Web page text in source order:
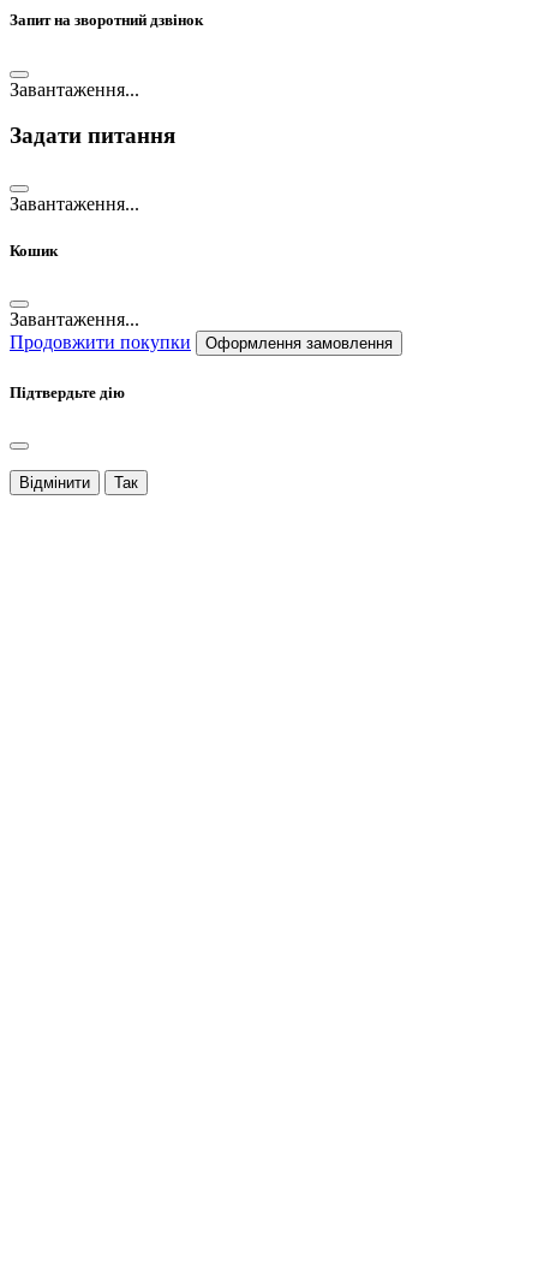
Запит на зворотний дзвінок
Завантаження...
Задати питання
Завантаження...
Кошик
Завантаження...
Продовжити покупки
Оформлення замовлення
Підтвердьте дію
Відмінити Так